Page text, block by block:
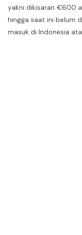
yakni dikisaran €600
hingga saat ini belum
masuk di Indonesia